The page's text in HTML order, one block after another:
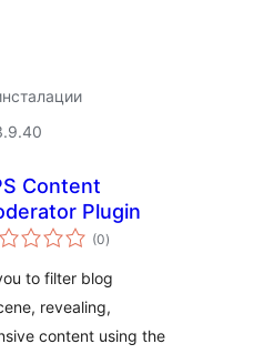
Content
Plugin
(0общо
оценки
)
to filter blog
revealing,
content using the